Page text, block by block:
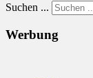
Suchen ...
Werbung